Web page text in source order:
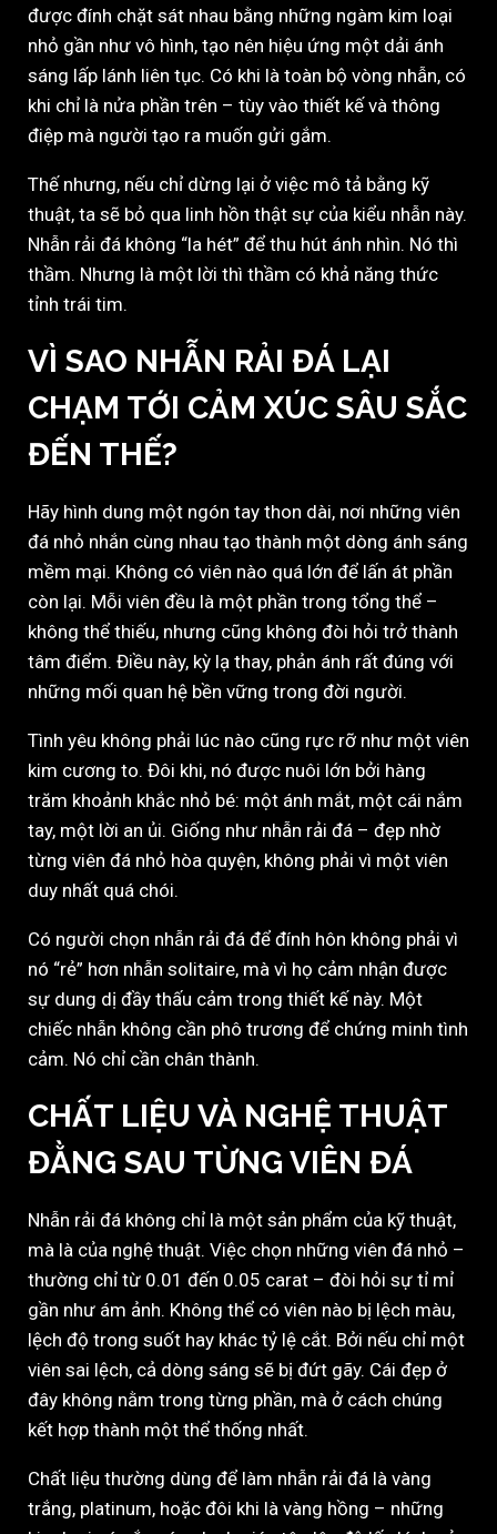
được đính chặt sát nhau bằng những ngàm kim loại
nhỏ gần như vô hình, tạo nên hiệu ứng một dải ánh
sáng lấp lánh liên tục. Có khi là toàn bộ vòng nhẫn, có
khi chỉ là nửa phần trên – tùy vào thiết kế và thông
điệp mà người tạo ra muốn gửi gắm.
Thế nhưng, nếu chỉ dừng lại ở việc mô tả bằng kỹ
thuật, ta sẽ bỏ qua linh hồn thật sự của kiểu nhẫn này.
Nhẫn rải đá không “la hét” để thu hút ánh nhìn. Nó thì
thầm. Nhưng là một lời thì thầm có khả năng thức
tỉnh trái tim.
VÌ SAO NHẪN RẢI ĐÁ LẠI
CHẠM TỚI CẢM XÚC SÂU SẮC
ĐẾN THẾ?
Hãy hình dung một ngón tay thon dài, nơi những viên
đá nhỏ nhắn cùng nhau tạo thành một dòng ánh sáng
mềm mại. Không có viên nào quá lớn để lấn át phần
còn lại. Mỗi viên đều là một phần trong tổng thể –
không thể thiếu, nhưng cũng không đòi hỏi trở thành
tâm điểm. Điều này, kỳ lạ thay, phản ánh rất đúng với
những mối quan hệ bền vững trong đời người.
Tình yêu không phải lúc nào cũng rực rỡ như một viên
kim cương to. Đôi khi, nó được nuôi lớn bởi hàng
trăm khoảnh khắc nhỏ bé: một ánh mắt, một cái nắm
tay, một lời an ủi. Giống như nhẫn rải đá – đẹp nhờ
từng viên đá nhỏ hòa quyện, không phải vì một viên
duy nhất quá chói.
Có người chọn nhẫn rải đá để đính hôn không phải vì
nó “rẻ” hơn nhẫn solitaire, mà vì họ cảm nhận được
sự dung dị đầy thấu cảm trong thiết kế này. Một
chiếc nhẫn không cần phô trương để chứng minh tình
cảm. Nó chỉ cần chân thành.
CHẤT LIỆU VÀ NGHỆ THUẬT
ĐẰNG SAU TỪNG VIÊN ĐÁ
Nhẫn rải đá không chỉ là một sản phẩm của kỹ thuật,
mà là của nghệ thuật. Việc chọn những viên đá nhỏ –
thường chỉ từ 0.01 đến 0.05 carat – đòi hỏi sự tỉ mỉ
gần như ám ảnh. Không thể có viên nào bị lệch màu,
lệch độ trong suốt hay khác tỷ lệ cắt. Bởi nếu chỉ một
viên sai lệch, cả dòng sáng sẽ bị đứt gãy. Cái đẹp ở
đây không nằm trong từng phần, mà ở cách chúng
kết hợp thành một thể thống nhất.
Chất liệu thường dùng để làm nhẫn rải đá là vàng
trắng, platinum, hoặc đôi khi là vàng hồng – những